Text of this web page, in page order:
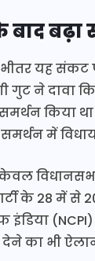
बाद
यह संकट
ने दावा
किया
में
के 28 में से
इंडिया
का भी